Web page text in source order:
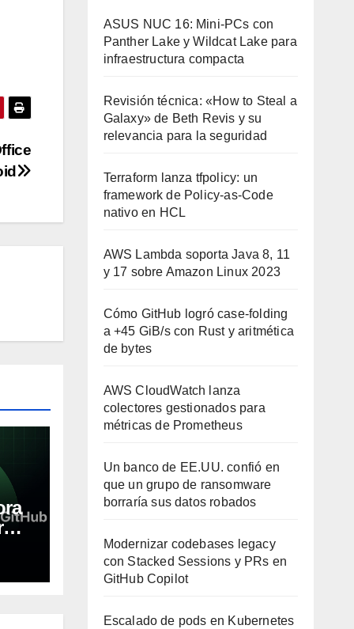
ASUS NUC 16: Mini-PCs con
Panther Lake y Wildcat Lake para
infraestructura compacta
Revisión técnica: «How to Steal a
Galaxy» de Beth Revis y su
relevancia para la seguridad
Terraform lanza tfpolicy: un
framework de Policy-as-Code
nativo en HCL
AWS Lambda soporta Java 8, 11
y 17 sobre Amazon Linux 2023
Cómo GitHub logró case-folding
a +45 GiB/s con Rust y aritmética
de bytes
AWS CloudWatch lanza
colectores gestionados para
métricas de Prometheus
Un banco de EE.UU. confió en
que un grupo de ransomware
borraría sus datos robados
Modernizar codebases legacy
con Stacked Sessions y PRs en
GitHub Copilot
Escalado de pods en Kubernetes